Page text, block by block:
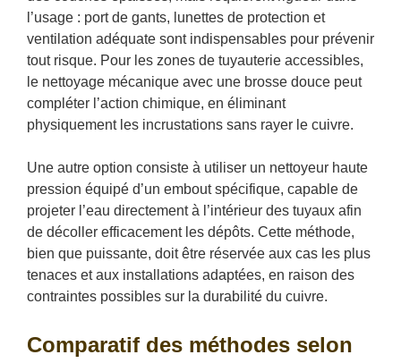
l’usage : port de gants, lunettes de protection et
ventilation adéquate sont indispensables pour prévenir
tout risque. Pour les zones de tuyauterie accessibles,
le nettoyage mécanique avec une brosse douce peut
compléter l’action chimique, en éliminant
physiquement les incrustations sans rayer le cuivre.
Une autre option consiste à utiliser un nettoyeur haute
pression équipé d’un embout spécifique, capable de
projeter l’eau directement à l’intérieur des tuyaux afin
de décoller efficacement les dépôts. Cette méthode,
bien que puissante, doit être réservée aux cas les plus
tenaces et aux installations adaptées, en raison des
contraintes possibles sur la durabilité du cuivre.
Comparatif des méthodes selon